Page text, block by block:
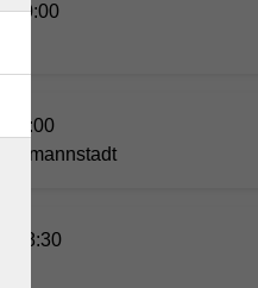
20:00
18:00
18:30